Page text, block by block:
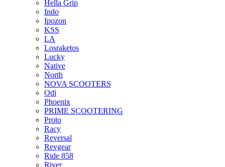
Hella Grip
Indo
Ipozon
KSS
LA
Losraketos
Lucky
Native
North
NOVA SCOOTERS
Odi
Phoenix
PRIME SCOOTERING
Proto
Racy
Reversal
Revgear
Ride 858
River